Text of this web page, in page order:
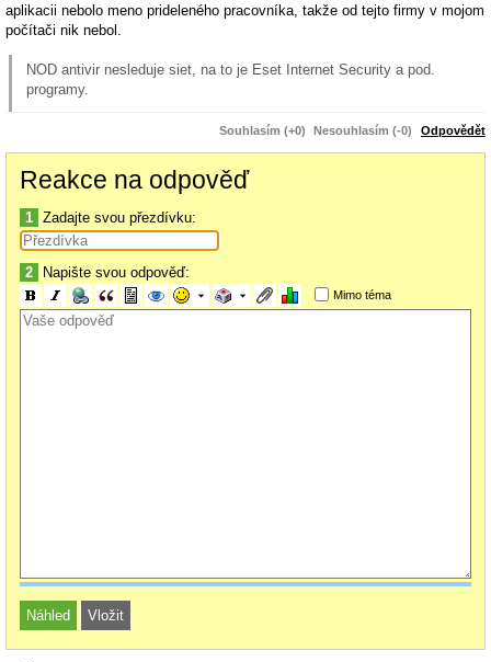
aplikacii nebolo meno prideleného pracovníka, takže od tejto firmy v mojom
počítači nik nebol.
NOD antivir nesleduje siet, na to je Eset Internet Security a pod.
programy.
Ked si raz mal monitor nastaveny dobre, je fuk kde ho pripojis,
Pardon, Eset Antivírus z komplet ochranou siete nie NOD. Bohužiaľ prišiel
odpojený a zasa pripojený dáva také silné farby. Vždy mal príjemné farby a
človek na neho mohol dívať aj z väčšej diaľky.
Souhlasím (+0) Nesouhlasím (-0) Odpovědět
Reakce na odpověď
1 Zadajte svou přezdívku:
2 Napište svou odpověď:
Mimo téma